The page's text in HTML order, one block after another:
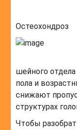
Остеохондроз
шейного
пола и
снижают
структурах
Чтобы